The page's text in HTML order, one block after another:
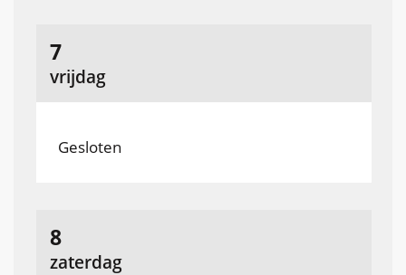
vrijdag
7
augustus
2026
Gesloten
zaterdag
8
augustus
2026